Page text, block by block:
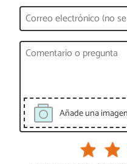
Añade una imagen